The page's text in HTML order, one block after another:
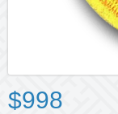
$998